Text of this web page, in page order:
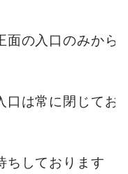
面の入口のみから
口は常に閉じてお
ちしております